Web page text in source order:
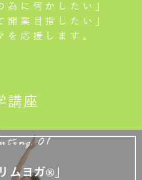
為に何かしたい」
開業目指したい」
を応援します。
講座
01
ムヨガ®」